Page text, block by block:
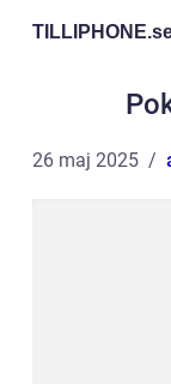
TILLIPHONE.
26 maj 2025